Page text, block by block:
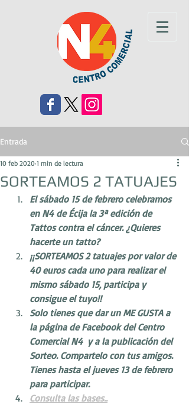
Entrada
SORTEAMOS 2 TATUAJES
10 feb 2020 1 min de lectura
El sábado 15 de febrero celebramos
en N4 de Écija la 3ª edición de
Tattos contra el cáncer. ¿Quieres
hacerte un tatto?
¡¡SORTEAMOS 2 tatuajes por valor de
40 euros cada uno para realizar el
mismo sábado 15, participa y
consigue el tuyo!!
Solo tienes que dar un ME GUSTA a
la página de Facebook del Centro
Comercial N4  y a la publicación del
Sorteo. Compartelo con tus amigos.
Tienes hasta el jueves 13 de febrero
para participar.
Consulta las bases..